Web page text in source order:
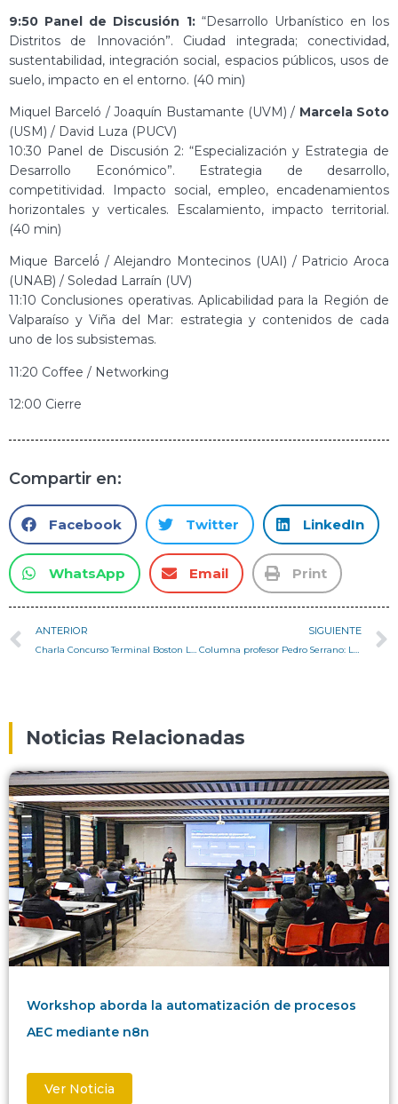
9:50 Panel de Discusión 1:“Desarrollo Urbanístico en los
Distritos de Innovación”. Ciudad integrada; conectividad,
sustentabilidad, integración social, espacios públicos, usos de
suelo, impacto en el entorno. (40 min)
Miquel Barceló / Joaquín Bustamante (UVM) / Marcela Soto
(USM) / David Luza (PUCV)
10:30 Panel de Discusión 2: “Especialización y Estrategia de
Desarrollo Económico”. Estrategia de desarrollo,
competitividad. Impacto social, empleo, encadenamientos
horizontales y verticales. Escalamiento, impacto territorial.
(40 min)
Mique Barceló́ / Alejandro Montecinos (UAI) / Patricio Aroca
(UNAB) / Soledad Larraín (UV)
11:10 Conclusiones operativas. Aplicabilidad para la Región de
Valparaíso y Viña del Mar: estrategia y contenidos de cada
uno de los subsistemas.
11:20 Coffee / Networking
12:00 Cierre
Compartir en:
Facebook Twitter LinkedIn
WhatsApp Email Print
ANTERIOR
Charla Concurso Terminal Boston Logan – Gabriel Sgorbini y Nicolás Orellana
SIGUIENTE
Columna profesor Pedro Serrano: Los tres partidos
Noticias Relacionadas
Workshop aborda la automatización de procesos
AEC mediante n8n
Ver Noticia